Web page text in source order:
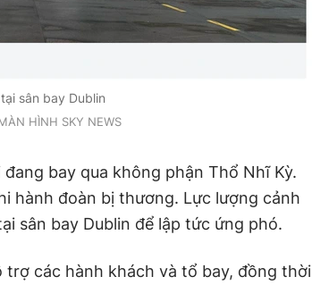
sân bay Dublin
HÌNH SKY NEWS
bay qua không phận Thổ Nhĩ Kỳ.
hành đoàn bị thương. Lực lượng cảnh
sân bay Dublin để lập tức ứng phó.
trợ các hành khách và tổ bay, đồng thời